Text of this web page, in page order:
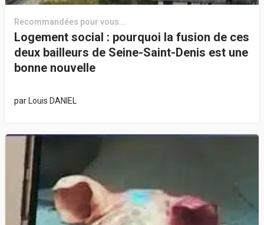
Recommandées pour vous...
Logement social : pourquoi la fusion de ces
deux bailleurs de Seine-Saint-Denis est une
bonne nouvelle
par Louis DANIEL